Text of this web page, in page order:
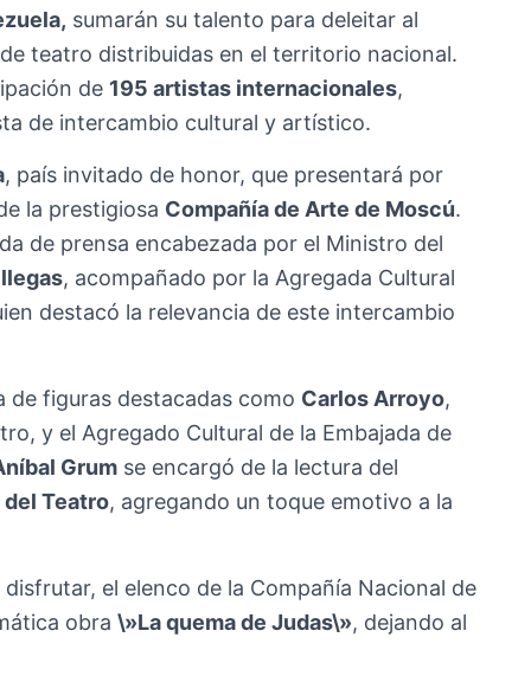
sumarán su talento para deleitar al
teatro distribuidas en el territorio nacional.
de 195 artistas internacionales,
de intercambio cultural y artístico.
, país invitado de honor, que presentará por
la prestigiosa Compañía de Arte de Moscú.
de prensa encabezada por el Ministro del
, acompañado por la Agregada Cultural
destacó la relevancia de este intercambio
figuras destacadas como Carlos Arroyo,
y el Agregado Cultural de la Embajada de
Grum se encargó de la lectura del
Teatro, agregando un toque emotivo a la
el elenco de la Compañía Nacional de
obra \»La quema de Judas\», dejando al